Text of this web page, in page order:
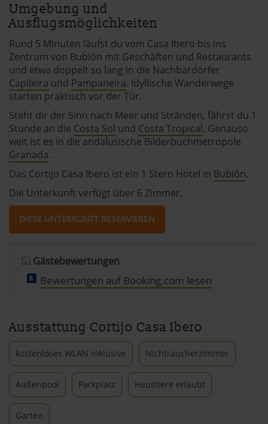
Umgebung und
Ausflugsmöglichkeiten
Rund 5 Minuten läufst du vom Casa Ibero bis ins
Zentrum von Bubión mit Geschäften und Restaurants
und etwa doppelt so lang in die Nachbardörfer
Capileira und Pampaneira. Idyllische Wanderwege
starten praktisch vor der Tür.
Steht dir der Sinn nach Meer und Stränden, fährst du 1
Stunde an die Costa Sol und Costa Tropical. Genauso
weit ist es in die andalusische Bilderbuchmetropole
Granada.
Das Cortijo Casa Ibero ist ein 1 Stern Hotel in Bubión.
Die Unterkunft verfügt über 6 Zimmer.
DIESE UNTERKUNFT RESERVIEREN
Gästebewertungen
Bewertungen auf Booking.com lesen
Ausstattung Cortijo Casa Ibero
kostenloses WLAN inklusive Nichtraucherzimmer
Außenpool Parkplatz Haustiere erlaubt
Garten